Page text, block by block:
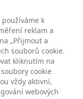
k
reklam a
„Přijmout a
souborů cookie.
kliknutím na
cookie
vždy aktivní,
webových